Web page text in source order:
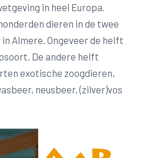
in heel Europa.
dieren in de twee
Almere. Ongeveer de helft
De andere helft
exotische zoogdieren,
neusbeer, (zilver)vos